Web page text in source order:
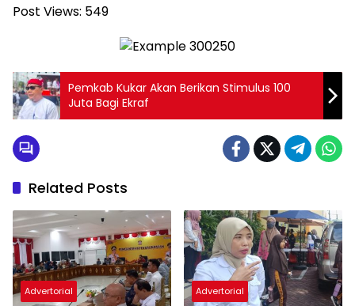
Post Views: 549
Pemkab Kukar Akan Berikan Stimulus 100
Juta Bagi Ekraf
Related Posts
Advertorial Advertorial